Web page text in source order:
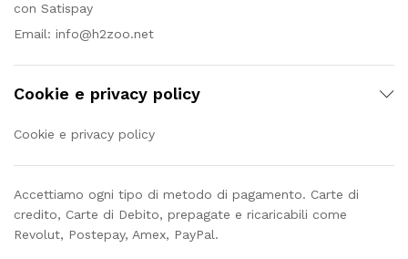
con Satispay
Email: info@h2zoo.net
Cookie e privacy policy
Cookie e privacy policy
Accettiamo ogni tipo di metodo di pagamento. Carte di
credito, Carte di Debito, prepagate e ricaricabili come
Revolut, Postepay, Amex, PayPal.